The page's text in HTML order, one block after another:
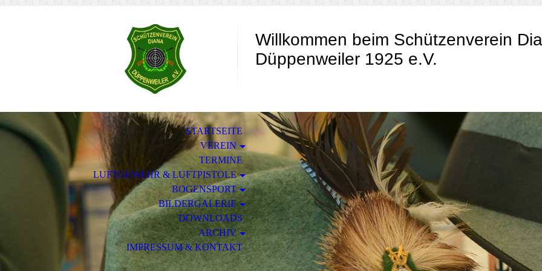
Willkommen beim Schützenverein
Düppenweiler 1925 e.V.
STARTSEITE
VEREIN
TERMINE
LUFTGEWEHR & LUFTPISTOLE
BOGENSPORT
BILDERGALERIE
DOWNLOADS
ARCHIV
IMPRESSUM & KONTAKT